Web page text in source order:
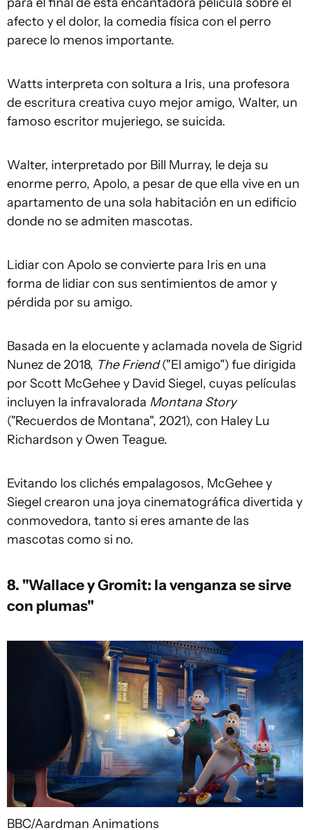
afecto y el dolor, la comedia física con el perro
parece lo menos importante.
Watts interpreta con soltura a Iris, una profesora
de escritura creativa cuyo mejor amigo, Walter, un
famoso escritor mujeriego, se suicida.
Walter, interpretado por Bill Murray, le deja su
enorme perro, Apolo, a pesar de que ella vive en un
apartamento de una sola habitación en un edificio
donde no se admiten mascotas.
Lidiar con Apolo se convierte para Iris en una
forma de lidiar con sus sentimientos de amor y
pérdida por su amigo.
Basada en la elocuente y aclamada novela de Sigrid
Nunez de 2018, The Friend("El amigo") fue dirigida
por Scott McGehee y David Siegel, cuyas películas
incluyen la infravalorada Montana Story
("Recuerdos de Montana", 2021), con Haley Lu
Richardson y Owen Teague.
Evitando los clichés empalagosos, McGehee y
Siegel crearon una joya cinematográfica divertida y
conmovedora, tanto si eres amante de las
mascotas como si no.
8. "Wallace y Gromit: la venganza se sirve
con plumas"
BBC/Aardman Animations